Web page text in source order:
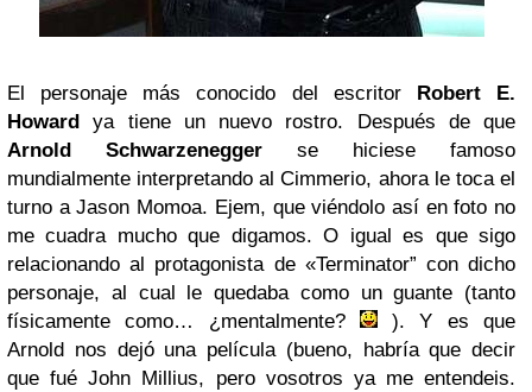
El personaje más conocido del escritor Robert E.
Howard ya tiene un nuevo rostro. Después de que
Arnold Schwarzenegger se hiciese famoso
mundialmente interpretando al Cimmerio, ahora le toca el
turno a Jason Momoa. Ejem, que viéndolo así en foto no
me cuadra mucho que digamos. O igual es que sigo
relacionando al protagonista de «Terminator” con dicho
personaje, al cual le quedaba como un guante (tanto
físicamente como… ¿mentalmente?
). Y es que
Arnold nos dejó una película (bueno, habría que decir
que fué John Millius, pero vosotros ya me entendeis.